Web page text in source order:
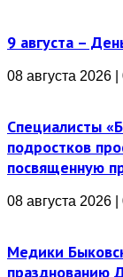
9 августа –
08 августа 2026 |
Специалисты
подростков
посвященную
08 августа 2026 |
Медики
празднованию